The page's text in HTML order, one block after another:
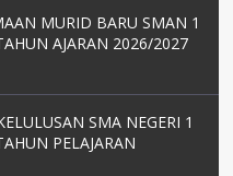
MURID BARU SMAN 1
AJARAN 2026/2027
SMA NEGERI 1
PELAJARAN